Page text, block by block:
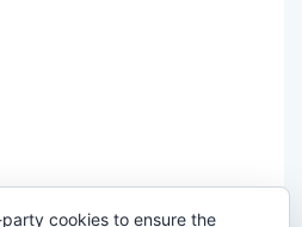
cookies to ensure the